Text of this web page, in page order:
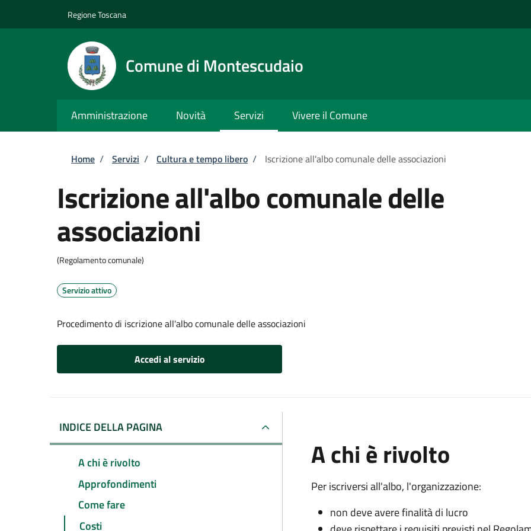
Regione Toscana
Comune di Montescudaio
Amministrazione Novità Servizi Vivere il Comune
Briciole di pane
Home / Servizi / Cultura e tempo libero / Iscrizione all'albo comunale delle associazioni
Iscrizione all'albo comunale delle
associazioni
(Regolamento comunale)
Servizio attivo
Procedimento di iscrizione all'albo comunale delle associazioni
Accedi al servizio
INDICE DELLA PAGINA
A chi è rivolto
Approfondimenti
Come fare
Costi
A chi è rivolto
Per iscriversi all'albo, l'organizzazione:
non deve avere finalità di lucro